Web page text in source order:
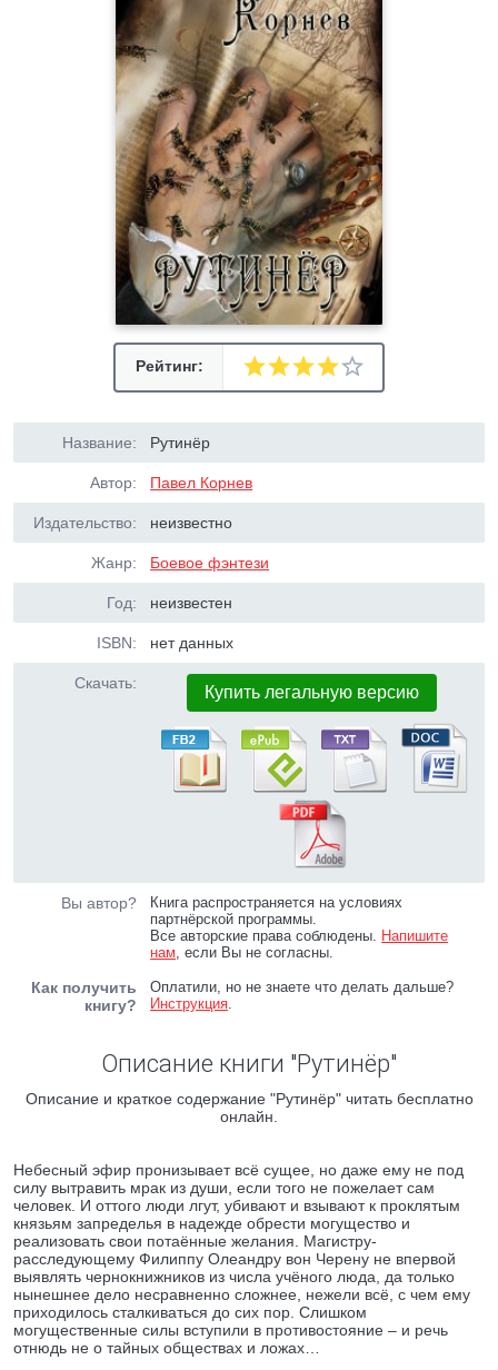
Рейтинг:
Название: Рутинёр
Автор: Павел Корнев
Издательство: неизвестно
Жанр: Боевое фэнтези
Год: неизвестен
ISBN: нет данных
Скачать: Купить легальную версию
Вы автор?
Книга распространяется на условиях
партнёрской программы.
Все авторские права соблюдены. Напишите
нам, если Вы не согласны.
Как получить
книгу?
Оплатили, но не знаете что делать дальше?
Инструкция.
Описание книги "Рутинёр"
Описание и краткое содержание "Рутинёр" читать бесплатно
онлайн.
Небесный эфир пронизывает всё сущее, но даже ему не под
силу вытравить мрак из души, если того не пожелает сам
человек. И оттого люди лгут, убивают и взывают к проклятым
князьям запределья в надежде обрести могущество и
реализовать свои потаённые желания. Магистру-
расследующему Филиппу Олеандру вон Черену не впервой
выявлять чернокнижников из числа учёного люда, да только
нынешнее дело несравненно сложнее, нежели всё, с чем ему
приходилось сталкиваться до сих пор. Слишком
могущественные силы вступили в противостояние – и речь
отнюдь не о тайных обществах и ложах…